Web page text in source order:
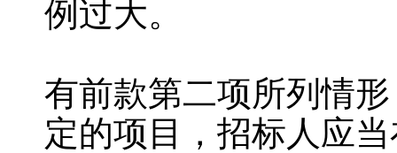
例过大。
有前款第二项所列情
定的项目，招标人应